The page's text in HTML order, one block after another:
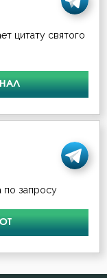
цитату святого
по запросу